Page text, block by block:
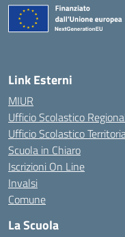
Link Esterni
MIUR
Ufficio Scolastico
Ufficio Scolastico
Scuola in Chiaro
Iscrizioni On Line
Invalsi
Comune
La Scuola